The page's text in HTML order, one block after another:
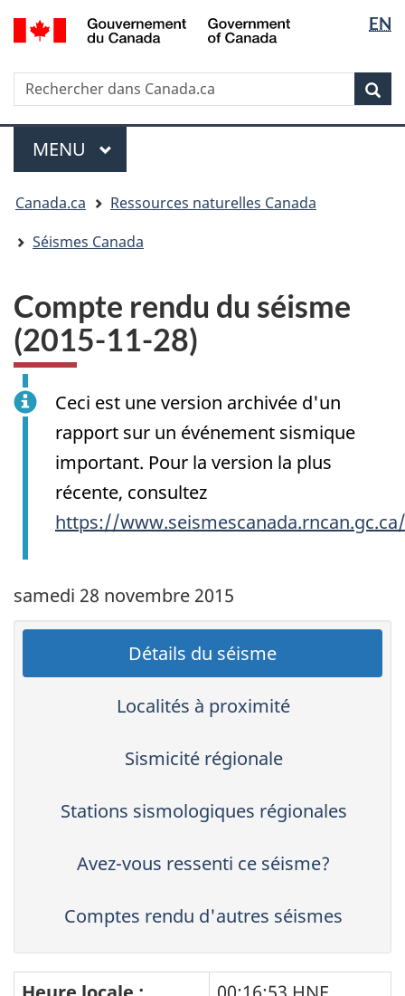
Passer
au
principal
Passer
à
sujet
du
gouvernement »
Passer
à
version
HTML
simplifiée
la
langue
EN
Rechercher
Rechercher
dans
Canada.ca
Menu
MENU PRINCIPAL
êtes
ici
Canada.ca
Ressources naturelles Canada
Séismes Canada
Compte rendu du séisme
(2015-11-28)
Ceci est une version archivée d'un
rapport sur un événement sismique
important. Pour la version la plus
récente, consultez
https://
samedi 28 novembre 2015
Détails du séisme
Localités à proximité
Sismicité régionale
Stations sismologiques régionales
Avez-vous ressenti ce séisme?
Comptes rendu d'autres séismes